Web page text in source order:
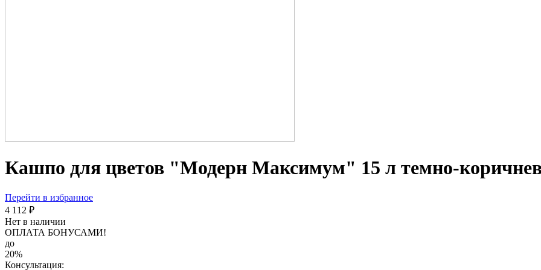
Кашпо для цветов "Модерн Максимум" 15 л темно-
Перейти в избранное
4 112 ₽
Нет в наличии
ОПЛАТА БОНУСАМИ!
до
20%
Консультация: